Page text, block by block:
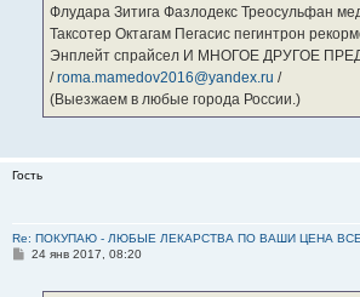
Флудара Зитига Фазлодекс Треосульфан
Таксотер Октагам Пегасис пегинтрон
Энплейт спрайсел И МНОГОЕ ДРУГОЕ
/roma.mamedov2016@yandex.ru /
(Выезжаем в любые города России.)
Гость
Re: ПОКУПАЮ - ЛЮБЫЕ ЛЕКАРСТВА ПО ВАШИ ЦЕНА
С24 янв 2017, 08:20